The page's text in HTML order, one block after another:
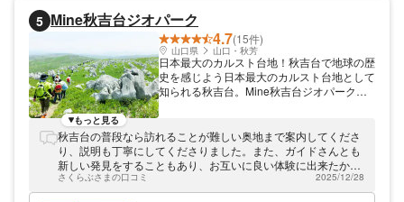
5 Mine秋吉台ジオパーク
4.7(15件)
山口県 山口・秋芳
日本最大のカルスト台地！秋吉台で地球の歴
史を感じよう日本最大のカルスト台地として
知られる秋吉台。Mine秋吉台ジオパークで
秋吉台の基本を学べるベーシックなコース
や、しっかりと登山を楽しめるコースまで、
多数ご用意。秋吉台認定ガイドとともに歩き
ながら、地球の歴史を感じてみませんか？
もっと見る
秋吉台の普段なら訪れることが難しい奥地まで案内してくださ
り、説明も丁寧にしてくださりました。また、ガイドさんとも
新しい発見をすることもあり、お互いに良い体験に出来たかと
思います。
さくらぶさまの口コミ 2025/12/28